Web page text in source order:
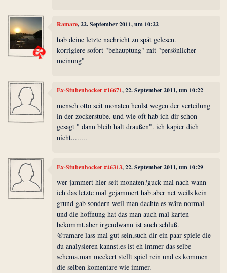
Ramare, 22. September 2011, um 10:22
hab deine letzte nachricht zu spät gelesen.
korrigiere sofort "behauptung" mit "persönlicher
meinung"
Ex-Stubenhocker #16671, 22. September 2011, um 10:22
mensch otto seit monaten heulst wegen der verteilung
in der zockerstube. und wie oft hab ich dir schon
gesagt " dann bleib halt draußen". ich kapier dich
nicht........
Ex-Stubenhocker #46313, 22. September 2011, um 10:29
wer jammert hier seit monaten?guck mal nach wann
ich das letzte mal gejammert hab.aber net weils kein
grund gab sondern weil man dachte es wäre normal
und die hoffnung hat das man auch mal karten
bekommt.aber irgendwann ist auch schluß.
@ramare lass mal gut sein,such dir ein paar spiele die
du analysieren kannst.es ist eh immer das selbe
schema.man meckert stellt spiel rein und es kommen
die selben komentare wie immer.